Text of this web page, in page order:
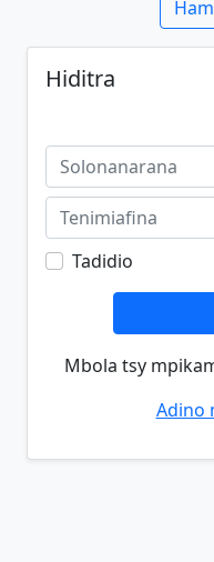
Hiditra
Tadidio
Mbola tsy
Adino